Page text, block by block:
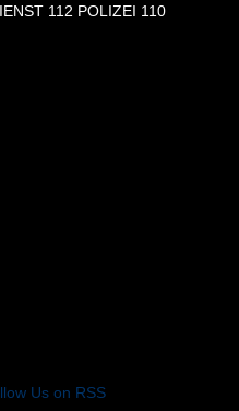
112 POLIZEI 110